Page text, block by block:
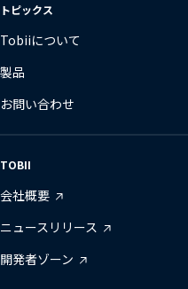
更
トピックス
Tobiiについて
製品
お問い合わせ
TOBII
会社概要
ニュースリリース
開発者ゾーン